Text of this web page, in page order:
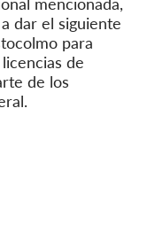
dar el siguiente
para
de
de los